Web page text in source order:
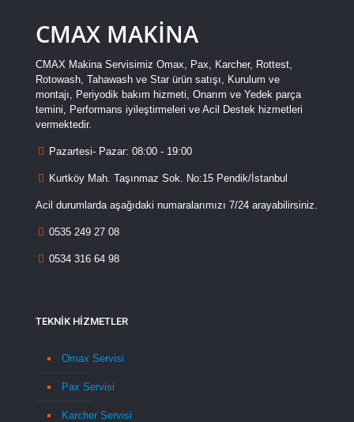
CMAX MAKİNA
CMAX Makina Servisimiz Omax, Pax, Karcher, Rottest,
Rotowash, Tahawash ve Star ürün satışı, Kurulum ve
montajı, Periyodik bakım hizmeti, Onarım ve Yedek parça
temini, Performans iyileştirmeleri ve Acil Destek hizmetleri
vermektedir.
Pazartesi- Pazar: 08:00 - 19:00
Kurtköy Mah. Taşınmaz Sok. No:15 Pendik/İstanbul
Acil durumlarda aşağıdaki numaralarımızı 7/24 arayabilirsiniz.
0535 249 27 08
0534 316 64 98
TEKNİK HİZMETLER
Omax Servisi
Pax Servisi
Karcher Servisi